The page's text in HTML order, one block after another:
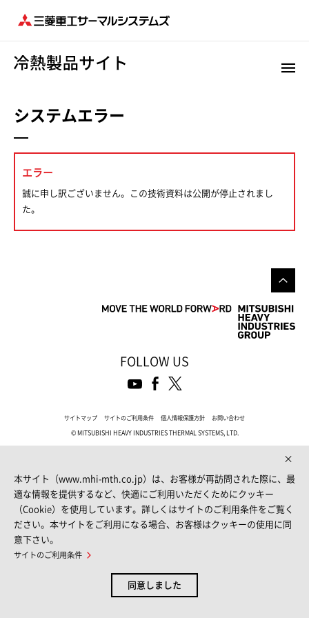
システムエラー
エラー
誠に申し訳ございません。この技術資料は公開が停止されまし
た。
FOLLOW US
サイトマップ サイトのご利用条件 個人情報保護方針 お問い合わせ
© MITSUBISHI HEAVY INDUSTRIES THERMAL SYSTEMS, LTD.
本サイト（www.mhi-mth.co.jp）は、お客様が再訪問された際に、最
適な情報を提供するなど、快適にご利用いただくためにクッキー
（Cookie）を使用しています。詳しくはサイトのご利用条件をご覧く
ださい。本サイトをご利用になる場合、お客様はクッキーの使用に同
意下さい。
サイトのご利用条件
同意しました